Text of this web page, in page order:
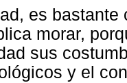
es
morar,
sus
y el